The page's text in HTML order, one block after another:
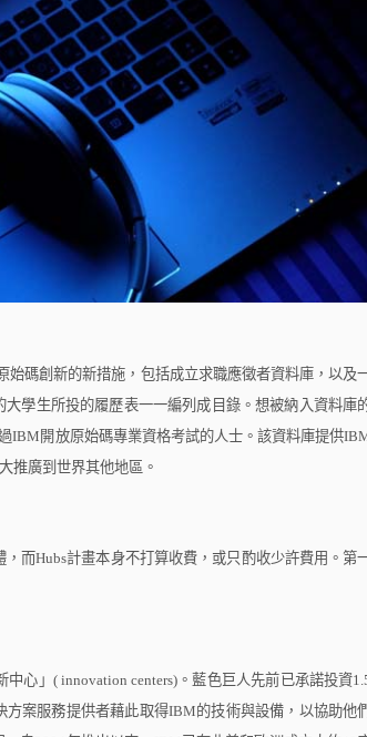
始碼創新的新措施，包括成立求職應徵者資料庫，以及
學生所投的履歷表一一編列成目錄。想被納入資料庫
IBM 開放原始碼專業資格考試的人士。該資料庫提供
推廣到世界其他地區。
，而Hubs計畫本身不打算收費，或只酌收少許費用。第
中心」 ( innovation centers) 。藍色巨人先前已承諾投資
方案服務提供者藉此取得IBM的技術與設備，以協助他